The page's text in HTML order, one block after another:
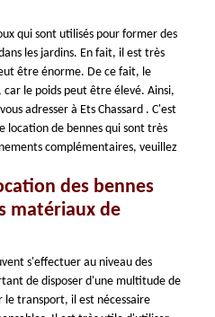
qui sont utilisés pour former des
les jardins. En fait, il est très
être énorme. De ce fait, le
le poids peut être élevé. Ainsi,
adresser à Ets Chassard . C'est
location de bennes qui sont très
complémentaires, veuillez
des bennes
matériaux de
s'effectuer au niveau des
de disposer d'une multitude de
transport, il est nécessaire